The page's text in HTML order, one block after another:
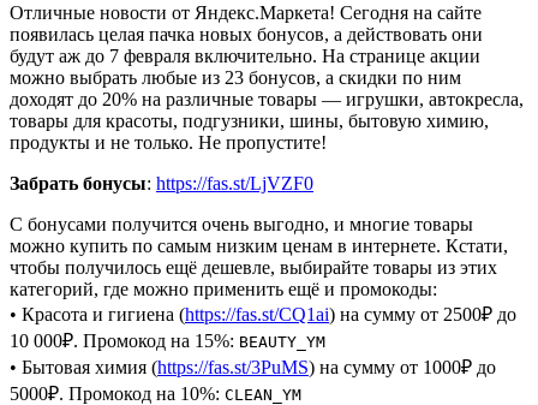
Отличные новости от Яндекс.Маркета! Сегодня на сайте
появилась целая пачка новых бонусов, а действовать они
будут аж до 7 февраля включительно. На странице акции
можно выбрать любые из 23 бонусов, а скидки по ним
доходят до 20% на различные товары — игрушки, автокресла,
товары для красоты, подгузники, шины, бытовую химию,
продукты и не только. Не пропустите!
Забрать бонусы: https://fas.st/LjVZF0
С бонусами получится очень выгодно, и многие товары
можно купить по самым низким ценам в интернете. Кстати,
чтобы получилось ещё дешевле, выбирайте товары из этих
категорий, где можно применить ещё и промокоды:
• Красота и гигиена (https://fas.st/CQ1ai) на сумму от 2500₽ до
10 000₽. Промокод на 15%: BEAUTY_YM
• Бытовая химия (https://fas.st/3PuMS) на сумму от 1000₽ до
5000₽. Промокод на 10%: CLEAN_YM